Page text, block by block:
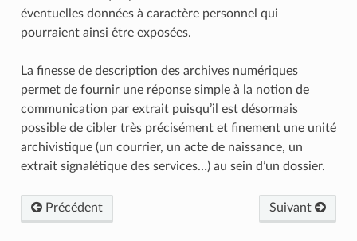
éventuelles données à caractère personnel qui
pourraient ainsi être exposées.
La finesse de description des archives numériques
permet de fournir une réponse simple à la notion de
communication par extrait puisqu’il est désormais
possible de cibler très précisément et finement une unité
archivistique (un courrier, un acte de naissance, un
extrait signalétique des services…) au sein d’un dossier.
Précédent Suivant